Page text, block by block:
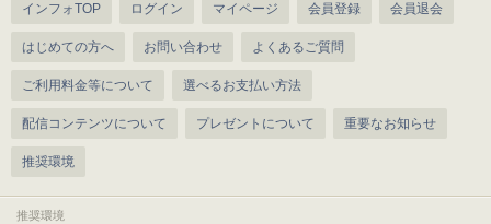
インフォTOP ログイン マイページ 会員登録 会員退会
はじめての方へ お問い合わせ よくあるご質問
ご利用料金等について 選べるお支払い方法
配信コンテンツについて プレゼントについて 重要なお知らせ
推奨環境
推奨環境